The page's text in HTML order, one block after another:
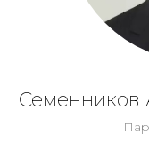
Семенников